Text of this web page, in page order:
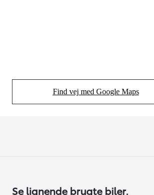
Find vej med Google Maps
(Opens in new tab)
Se lignende brugte biler.